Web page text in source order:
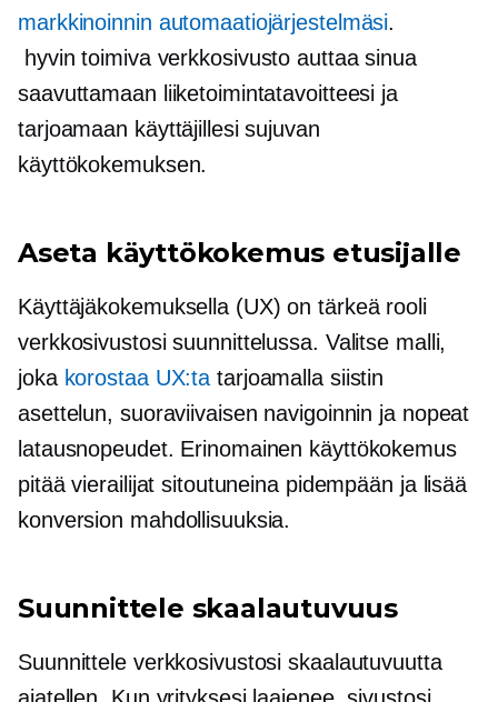
markkinoinnin automaatiojärjestelmäsi.
hyvin toimivaverkkosivusto auttaa sinua
saavuttamaan liiketoimintatavoitteesi ja
tarjoamaan käyttäjillesi sujuvan
käyttökokemuksen.
Aseta käyttökokemus etusijalle
Käyttäjäkokemuksella (UX) on tärkeä rooli
verkkosivustosi suunnittelussa. Valitse malli,
joka korostaa UX:ta tarjoamalla siistin
asettelun, suoraviivaisen navigoinnin ja nopeat
latausnopeudet. Erinomainen käyttökokemus
pitää vierailijat sitoutuneina pidempään ja lisää
konversion mahdollisuuksia.
Suunnittele skaalautuvuus
Suunnittele verkkosivustosi skaalautuvuutta